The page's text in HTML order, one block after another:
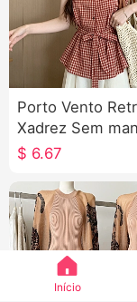
Porto Vento
Xadrez Sem
Camisa 2026
Sem mangas
Cintura
emagrecedor
$ 6.67
Início